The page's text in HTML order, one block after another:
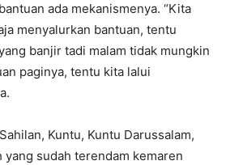
ada mekanismenya. “Kita
menyalurkan bantuan, tentu
banjir tadi malam tidak mungkin
paginya, tentu kita lalui
Kuntu, Kuntu Darussalam,
yang sudah terendam kemaren